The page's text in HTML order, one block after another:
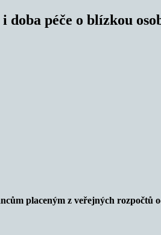
doba péče o blízkou
placeným z veřejných